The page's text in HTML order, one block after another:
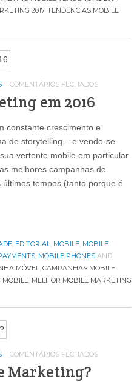
2017, TENDÊNCIAS MOBILE
COMENTÁRIOS FECHADOS
em 2016
constante crescimento e
de storytelling – e vendo-se
vertente mobile em particular
melhores campanhas de
tempos (tanto porque é
, EDITORIAL, MOBILE, MOBILE
, MOBILE PHONES AND
MÓVEL, CAMPANHAS MOBILE
MOBILE, MELHOR MOBILE MARKETING
COMENTÁRIOS FECHADOS
Marketing?